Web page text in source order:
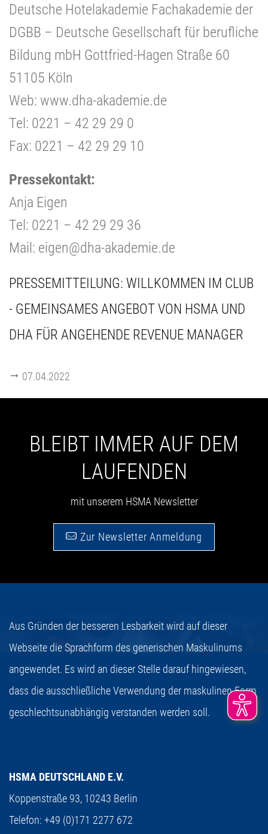
Deutsche Hotelakademie Fachakademie der
DGBB – Deutsche Gesellschaft für berufliche
Bildung mbH Gottfried-Hagen Straße 60
51105 Köln
Web: www.dha-akademie.de
Tel: 0221 – 42 29 29 0
Fax: 0221 – 42 29 29 10
Pressekontakt:
Anja Eigen
Tel: 0221 – 42 29 29 36
Mail: eigen@dha-akademie.de
PRESSEMITTEILUNG: WILLKOMMEN IM CLUB
- GEMEINSAMES ANGEBOT VON HSMA UND
DHA FÜR ANGEHENDE REVENUE MANAGER
07.04.2022
BLEIBT IMMER AUF DEM
LAUFENDEN
mit unserem HSMA Newsletter
Zur Newsletter Anmeldung
Aus Gründen der besseren Lesbarkeit wird auf dieser
Webseite die Sprachform des generischen Maskulinums
angewendet. Es wird an dieser Stelle darauf hingewiesen,
dass die ausschließliche Verwendung der maskulinen Form
geschlechtsunabhängig verstanden werden soll.
HSMA DEUTSCHLAND E.V.
Koppenstraße 93, 10243 Berlin
Telefon: +49 (0)171 2277 672